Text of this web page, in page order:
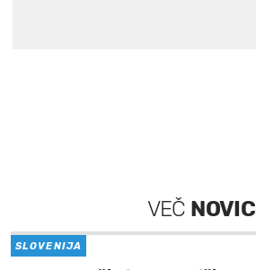
VEČ NOVIC
SLOVENIJA